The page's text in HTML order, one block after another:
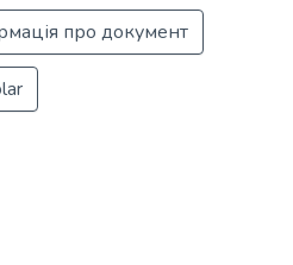
про документ